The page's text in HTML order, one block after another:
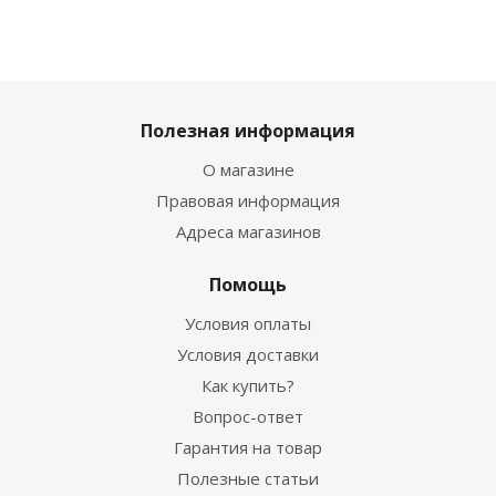
Полезная информация
О магазине
Правовая информация
Адреса магазинов
Помощь
Условия оплаты
Условия доставки
Как купить?
Вопрос-ответ
Гарантия на товар
Полезные статьи